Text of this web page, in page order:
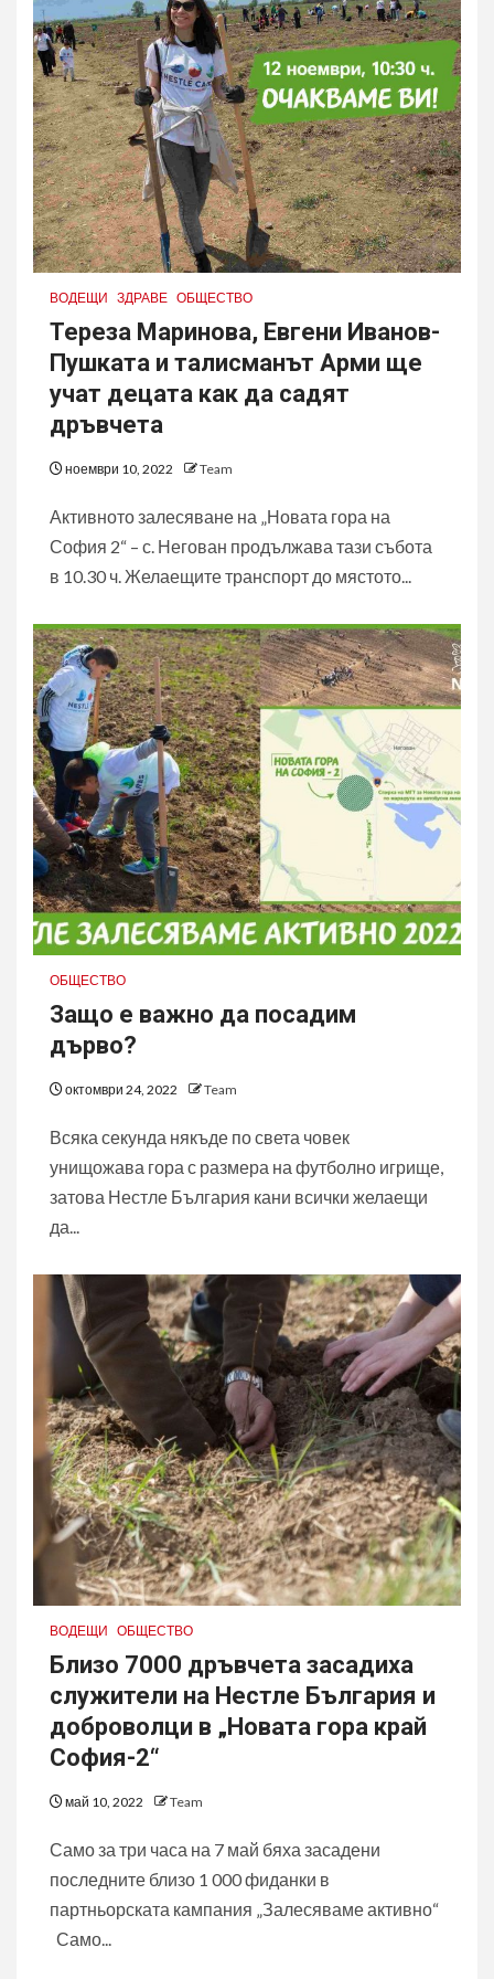
ВОДЕЩИ ЗДРАВЕ ОБЩЕСТВО
Тереза Маринова, Евгени Иванов-
Пушката и талисманът Арми ще
учат децата как да садят
дръвчета
ноември 10, 2022 Team
Активното залесяване на „Новата гора на
София 2“ – с. Негован продължава тази събота
в 10.30 ч. Желаещите транспорт до мястото...
ОБЩЕСТВО
Защо е важно да посадим
дърво?
октомври 24, 2022 Team
Всяка секунда някъде по света човек
унищожава гора с размера на футболно игрище,
затова Нестле България кани всички желаещи
да...
ВОДЕЩИ ОБЩЕСТВО
Близо 7000 дръвчета засадиха
служители на Нестле България и
доброволци в „Новата гора край
София-2“
май 10, 2022 Team
Само за три часа на 7 май бяха засадени
последните близо 1 000 фиданки в
партньорската кампания „Залесяваме активно“
Само...